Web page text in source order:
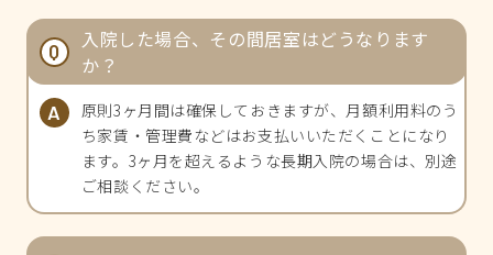
入院した場合、その間居室はどうなります
か？
原則3ヶ月間は確保しておきますが、月額利用料のう
ち家賃・管理費などはお支払いいただくことになり
ます。3ヶ月を超えるような長期入院の場合は、別途
ご相談ください。